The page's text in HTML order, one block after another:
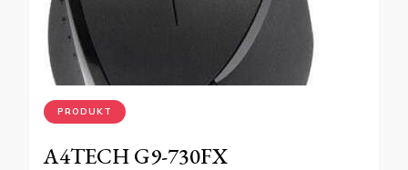
PRODUKT
A4TECH G9-730FX